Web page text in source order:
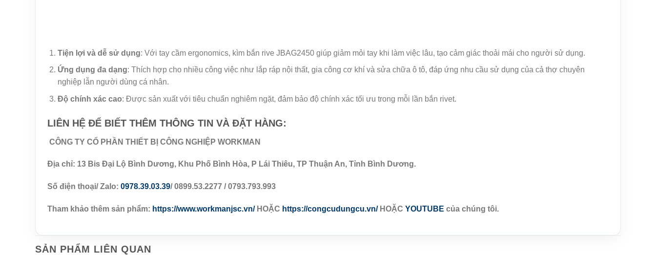
Tiện lợi và dễ sử dụng: Với tay cầm ergonomics, kìm bắn rive JBAG2450 giúp giảm mỏi tay khi làm việc lâu, tạo cảm giác thoải mái cho người sử dụng.
Ứng dụng đa dạng: Thích hợp cho nhiều công việc như lắp ráp nội thất, gia công cơ khí và sửa chữa ô tô, đáp ứng nhu cầu sử dụng của cả thợ chuyên
nghiệp lẫn người dùng cá nhân.
Độ chính xác cao: Được sản xuất với tiêu chuẩn nghiêm ngặt, đảm bảo độ chính xác tối ưu trong mỗi lần bắn rivet.
LIÊN HỆ ĐỂ BIẾT THÊM THÔNG TIN VÀ ĐẶT HÀNG:
CÔNG TY CỔ PHẦN THIẾT BỊ CÔNG NGHIỆP WORKMAN
Địa chỉ: 13 Bis Đại Lộ Bình Dương, Khu Phố Bình Hòa, P Lái Thiêu, TP Thuận An, Tỉnh Bình Dương.
Số điện thoại/ Zalo: 0978.39.03.39/ 0899.53.2277 / 0793.793.993
Tham khảo thêm sản phẩm: https://www.workmanjsc.vn/ HOẶC https://congcudungcu.vn/HOẶC YOUTUBE của chúng tôi.
SẢN PHẨM LIÊN QUAN